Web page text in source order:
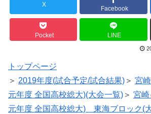
X
Facebook
Pocket LINE
トップページ
＞ 2019年度(試合予定/試合結果) ＞ 宮
元年度 全国高校総大)(大会一覧) ＞ 宮崎
元年度 全国高校総大) 東海ブロック(